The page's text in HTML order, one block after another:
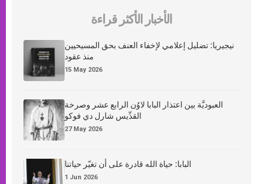
الأخبار الأكثر قراءة
نيجيريا: تضليل إعلامي لإخفاء العنف بحق المسيحيين
منذ عقود
15 May 2026
العبوديَّة بين اعتذار البابا لاوُن الرابع عشر وصرخة
القدِّيس شارل دي فوكو
27 May 2026
البابا: حياة الله قادرة على أن تغيّر حياتنا
1 Jun 2026